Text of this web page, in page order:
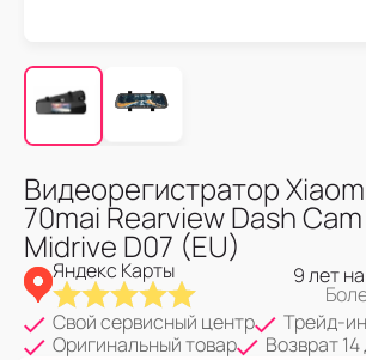
Видеорегистратор
70mai Rearview Dash
Midrive D07 (EU)
Яндекс Карты 9 лет
Свой сервисный центр
Трейд-ин
Оригинальный товар
Возврат